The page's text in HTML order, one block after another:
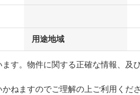
用途地域
ます。物件に関する正確な情報、及
ねますのでご理解の上ご利用くださ